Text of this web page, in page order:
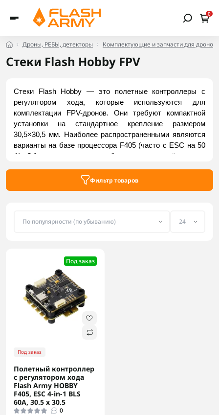
0
Дроны, РЕБЫ, детекторы Комплектующие и запчасти для дронов
Стеки Flash Hobby FPV
Стеки Flash Hobby — это полетные контроллеры с
регулятором хода, которые используются для
комплектации FPV-дронов. Они требуют компактной
установки на стандартное крепление размером
30,5×30,5 мм. Наиболее распространенными являются
варианты на базе процессора F405 (часто с ESC на 50
А). Обычно они оснащены барометром, разъёмом для
д. Наличие этих элементов делает электронику
Фильтр товаров
Под заказ
Под заказ
Полетный контроллер
с регулятором хода
Flash Army HOBBY
F405, ESC 4-in-1 BLS
60A, 30.5 x 30.5
0